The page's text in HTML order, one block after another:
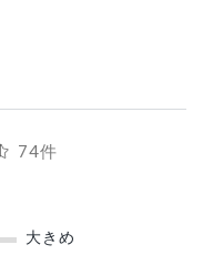
74件
大きめ